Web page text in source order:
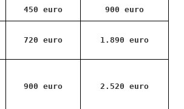
450 euro 900 euro
720 euro 1.890 euro
900 euro 2.520 euro